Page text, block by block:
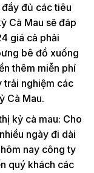
đủ các tiêu
Cà Mau sẽ đáp
giá cả phải
bê đồ xuống
thêm miễn phí
trải nghiệm các
Cà Mau.
kỷ cà mau: Cho
ngày đi dài
nay công ty
quý khách các